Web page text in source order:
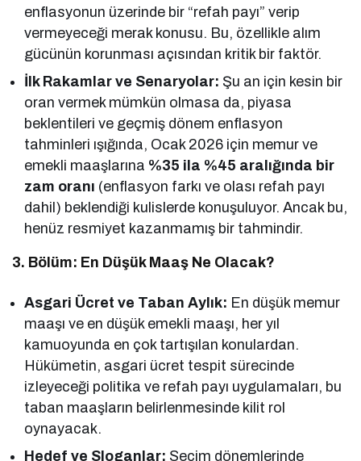
enflasyonun üzerinde bir “refah payı” verip
vermeyeceği merak konusu. Bu, özellikle alım
gücünün korunması açısından kritik bir faktör.
İlk Rakamlar ve Senaryolar: Şu an için kesin bir
oran vermek mümkün olmasa da, piyasa
beklentileri ve geçmiş dönem enflasyon
tahminleri ışığında, Ocak 2026 için memur ve
emekli maaşlarına %35 ila %45 aralığında bir
zam oranı (enflasyon farkı ve olası refah payı
dahil) beklendiği kulislerde konuşuluyor. Ancak bu,
henüz resmiyet kazanmamış bir tahmindir.
3. Bölüm: En Düşük Maaş Ne Olacak?
Asgari Ücret ve Taban Aylık: En düşük memur
maaşı ve en düşük emekli maaşı, her yıl
kamuoyunda en çok tartışılan konulardan.
Hükümetin, asgari ücret tespit sürecinde
izleyeceği politika ve refah payı uygulamaları, bu
taban maaşların belirlenmesinde kilit rol
oynayacak.
Hedef ve Sloganlar: Seçim dönemlerinde